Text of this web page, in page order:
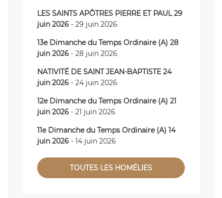
LES SAINTS APÔTRES PIERRE ET PAUL 29
juin 2026 - 29 juin 2026
13e Dimanche du Temps Ordinaire (A) 28
juin 2026 - 28 juin 2026
NATIVITÉ DE SAINT JEAN-BAPTISTE 24
juin 2026 - 24 juin 2026
12e Dimanche du Temps Ordinaire (A) 21
juin 2026 - 21 juin 2026
11e Dimanche du Temps Ordinaire (A) 14
juin 2026 - 14 juin 2026
TOUTES LES HOMÉLIES